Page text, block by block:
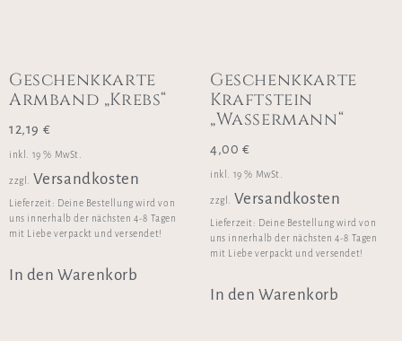
Geschenkkarte
Armband „Krebs“
12,19 €
inkl. 19 % MwSt.
zzgl. Versandkosten
Lieferzeit: Deine Bestellung wird von
uns innerhalb der nächsten 4-8 Tagen
mit Liebe verpackt und versendet!
In den Warenkorb
Geschenkkarte
Kraftstein
„Wassermann“
4,00 €
inkl. 19 % MwSt.
zzgl. Versandkosten
Lieferzeit: Deine Bestellung wird von
uns innerhalb der nächsten 4-8 Tagen
mit Liebe verpackt und versendet!
In den Warenkorb